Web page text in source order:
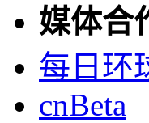
媒体合
每日环
cnBeta